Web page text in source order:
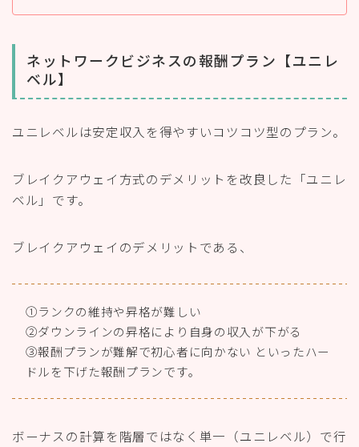
ネットワークビジネスの報酬プラン【ユニレ
ベル】
ユニレベルは安定収入を得やすいコツコツ型のプラン。
ブレイクアウェイ方式のデメリットを改良した「ユニレ
ベル」です。
ブレイクアウェイのデメリットである、
①ランクの維持や昇格が難しい
②ダウンラインの昇格により自身の収入が下がる
③報酬プランが難解で初心者に向かない といったハー
ドルを下げた報酬プランです。
ボーナスの計算を階層ではなく単一（ユニレベル）で行